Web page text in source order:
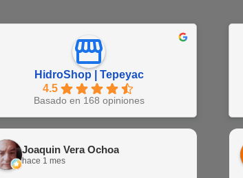
Juan Barajas
hace 1 semana
HidroShop | Tepeyac
4.5
Basado en 168 opiniones
Joaquin Vera Ochoa
hace 1 mes